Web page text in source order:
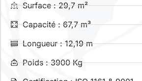
Surface : 29,7 m²
Capacité : 67,7 m³
Longueur : 12,19 m
Poids : 3900 Kg